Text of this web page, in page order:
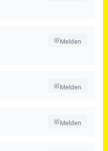
Melden
Melden
Melden